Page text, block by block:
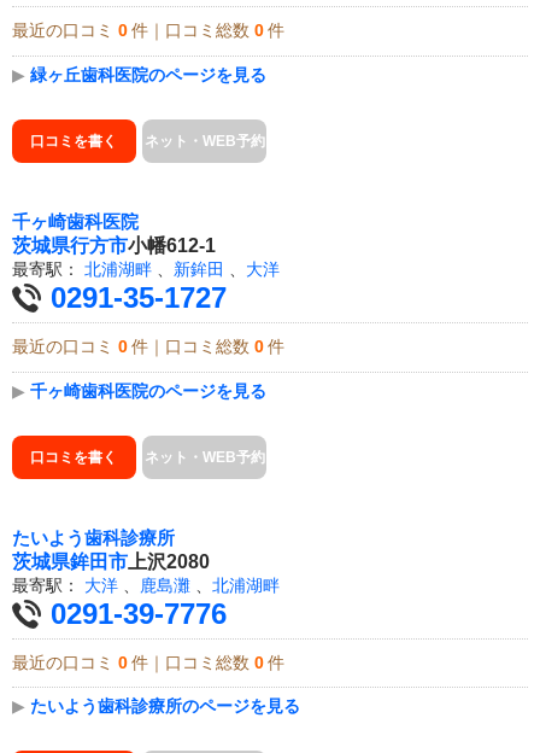
最近の口コミ 0 件｜口コミ総数 0 件
▶ 緑ヶ丘歯科医院のページを見る
口コミを書く ネット・WEB予約
千ヶ崎歯科医院
茨城県行方市小幡612-1
最寄駅： 北浦湖畔 新鉾田 大洋
0291-35-1727
最近の口コミ 0 件｜口コミ総数 0 件
▶ 千ヶ崎歯科医院のページを見る
口コミを書く ネット・WEB予約
たいよう歯科診療所
茨城県鉾田市 上沢2080
最寄駅： 大洋 鹿島灘 北浦湖畔
0291-39-7776
最近の口コミ 0 件｜口コミ総数 0 件
▶ たいよう歯科診療所のページを見る